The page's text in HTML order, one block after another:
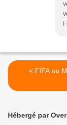
< FIFA ou
Hébergé par